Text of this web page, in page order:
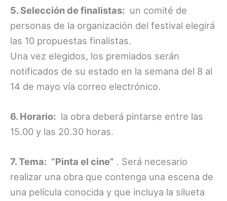
5. Selección de finalistas: un comité de
personas de la organización del festival elegirá
las 10 propuestas finalistas.
Una vez elegidos, los premiados serán
notificados de su estado en la semana del 8 al
14 de mayo vía correo electrónico.
6. Horario: la obra deberá pintarse entre las
15.00 y las 20.30 horas.
7. Tema: “Pinta el cine” . Será necesario
realizar una obra que contenga una escena de
una película conocida y que incluya la silueta